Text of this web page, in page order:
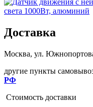
Доставка
Москва, ул.
другие пункты
РФ
Стоимость доставки